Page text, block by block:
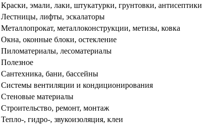
Краски, эмали, лаки, штукатурки, грунтовки, антисептики
Лестницы, лифты, эскалаторы
Металлопрокат, металлоконструкции, метизы, ковка
Окна, оконные блоки, остекление
Пиломатериалы, лесоматериалы
Полезное
Сантехника, бани, бассейны
Системы вентиляции и кондиционирования
Стеновые материалы
Строительство, ремонт, монтаж
Тепло-, гидро-, звукоизоляция, клеи